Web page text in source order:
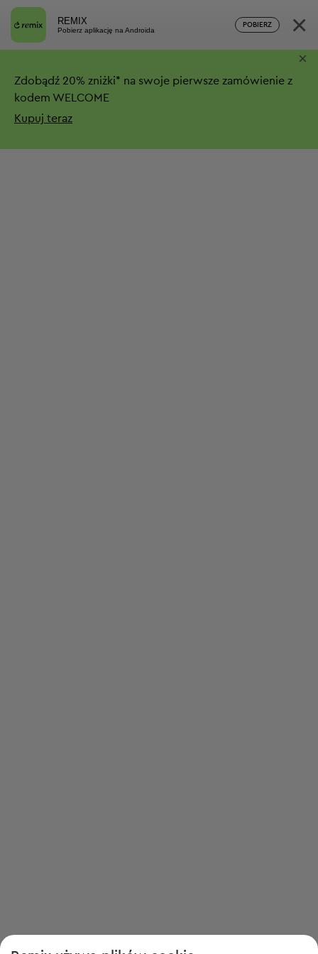
REMIX
Pobierz aplikację na Androida
POBIERZ ×
Zdobądź 20% zniżki* na swoje pierwsze zamówienie z
kodem WELCOME
Kupuj teraz
×